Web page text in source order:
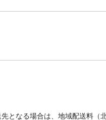
となる場合は、地域配送料